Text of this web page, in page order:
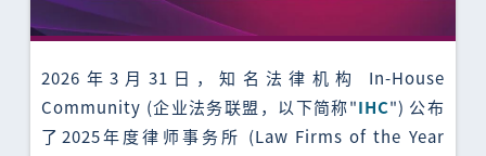
2026年3月31日，知名法律机构 In-House
Community (企业法务联盟，以下简称"IHC") 公布
了2025年度律师事务所 (Law Firms of the Year